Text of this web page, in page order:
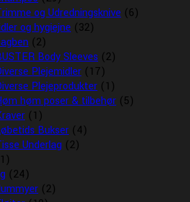
og Udredningsknive (6)
og hygiejne (32)
(2)
Body Sleeves (2)
Plejemidler (17)
Plejeprodukter (1)
høm poser & tilbehør (5)
(1)
Bukser (4)
Underlag (2)
(24)
(2)